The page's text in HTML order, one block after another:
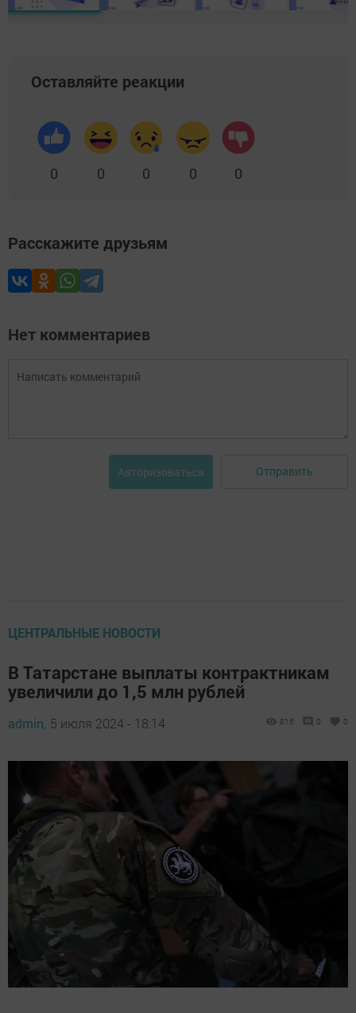
Оставляйте реакции
0 0 0 0 0
Расскажите друзьям
Нет комментариев
Авторизоваться Отправить
ЦЕНТРАЛЬНЫЕ НОВОСТИ
В Татарстане выплаты контрактникам
увеличили до 1,5 млн рублей
admin, 5 июля 2024 - 18:14 815 0 0